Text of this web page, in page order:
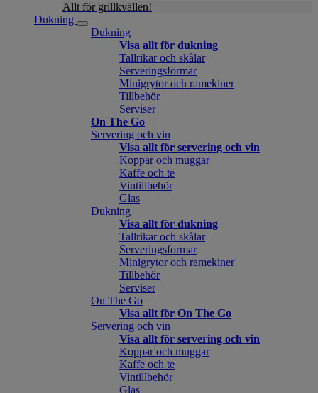
Allt för grillkvällen!
Dukning
Dukning
Visa allt för dukning
Tallrikar och skålar
Serveringsformar
Minigrytor och ramekiner
Tillbehör
Serviser
On The Go
Servering och vin
Visa allt för servering och vin
Koppar och muggar
Kaffe och te
Vintillbehör
Glas
Dukning
Visa allt för dukning
Tallrikar och skålar
Serveringsformar
Minigrytor och ramekiner
Tillbehör
Serviser
On The Go
Visa allt för On The Go
Servering och vin
Visa allt för servering och vin
Koppar och muggar
Kaffe och te
Vintillbehör
Glas